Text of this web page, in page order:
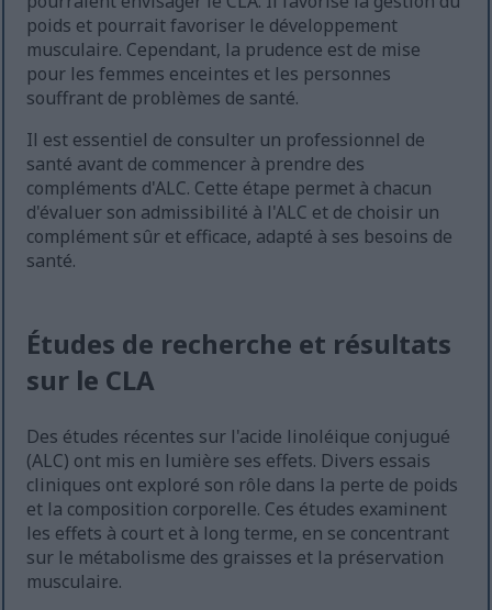
poids et pourrait favoriser le développement
musculaire. Cependant, la prudence est de mise
pour les femmes enceintes et les personnes
souffrant de problèmes de santé.
Il est essentiel de consulter un professionnel de
santé avant de commencer à prendre des
compléments d'ALC. Cette étape permet à chacun
d'évaluer son admissibilité à l'ALC et de choisir un
complément sûr et efficace, adapté à ses besoins de
santé.
Études de recherche et résultats
sur le CLA
Des études récentes sur l'acide linoléique conjugué
(ALC) ont mis en lumière ses effets. Divers essais
cliniques ont exploré son rôle dans la perte de poids
et la composition corporelle. Ces études examinent
les effets à court et à long terme, en se concentrant
sur le métabolisme des graisses et la préservation
musculaire.